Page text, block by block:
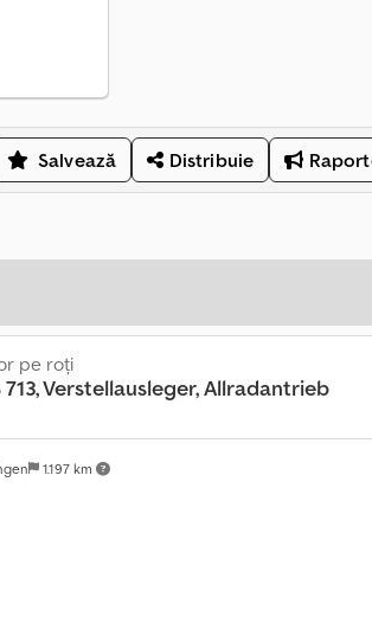
Salvează Distribuie
1.197 km
pe roți
713, Verstellausleger, Allradantrieb